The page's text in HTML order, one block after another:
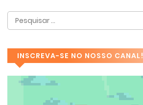
INSCREVA-SE NO NOSSO CANAL!